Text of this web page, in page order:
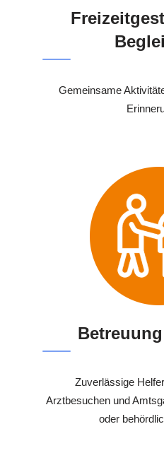
Gemeinsame
Zuverlässige
Arztbesuchen und
oder